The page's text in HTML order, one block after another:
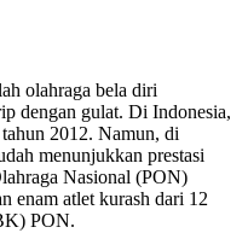
olahraga bela diri
dengan gulat. Di Indonesia,
2012. Namun, di
menunjukkan prestasi
Nasional (PON)
enam atlet kurash dari 12
PON.